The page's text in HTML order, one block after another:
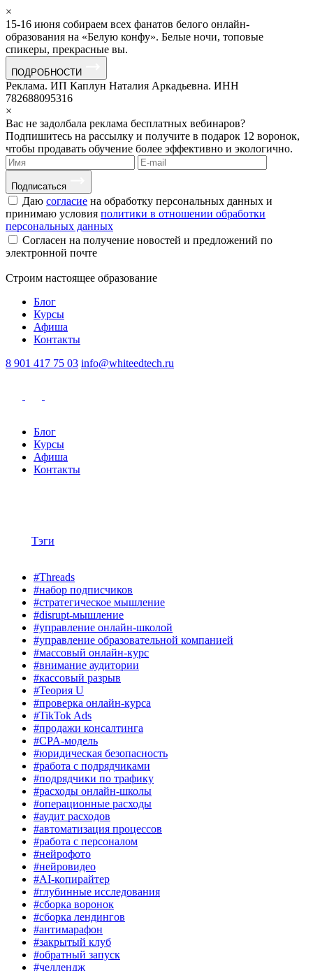
×
15-16 июня собираем всех фанатов белого онлайн-
образования на «Белую конфу». Белые ночи, топовые
спикеры, прекрасные вы.
ПОДРОБНОСТИ
Реклама. ИП Каплун Наталия Аркадьевна. ИНН
782688095316
×
Вас не задолбала реклама бесплатных вебинаров?
Подпишитесь на рассылку и получите в подарок 12 воронок,
чтобы продавать обучение более эффективно и экологично.
Подписаться
Даю согласие на обработку персональных данных и
принимаю условия политики в отношении обработки
персональных данных
Согласен на получение новостей и предложений по
электронной почте
Строим настоящее образование
Блог
Курсы
Афиша
Контакты
8 901 417 75 03 info@whiteedtech.ru
Блог
Курсы
Афиша
Контакты
Тэги
#Threads
#набор подписчиков
#стратегическое мышление
#disrupt-мышление
#управление онлайн-школой
#управление образовательной компанией
#массовый онлайн-курс
#внимание аудитории
#кассовый разрыв
#Теория U
#проверка онлайн-курса
#TikTok Ads
#продажи консалтинга
#CPA-модель
#юридическая безопасность
#работа с подрядчиками
#подрядчики по трафику
#расходы онлайн-школы
#операционные расходы
#аудит расходов
#автоматизация процессов
#работа с персоналом
#нейрофото
#нейровидео
#AI-копирайтер
#глубинные исследования
#сборка воронок
#сборка лендингов
#антимарафон
#закрытый клуб
#обратный запуск
#челлендж